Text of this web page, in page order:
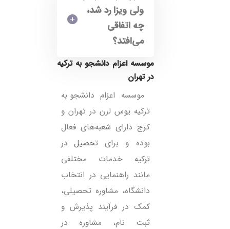
ولی ویزا رد شد،
چه اتفاقی
می‌افتد؟
در تهران
موسسه اعزام دانشجو به
ترکیه یوس لرن در تهران و
کرج دارای شعبه‌های فعال
بوده و برای تحصیل در
ترکیه خدمات مختلفی
مانند راهنمایی در انتخاب
دانشگاه، مشاوره تحصیلی،
کمک در فرآیند پذیرش و
ثبت نام، مشاوره در